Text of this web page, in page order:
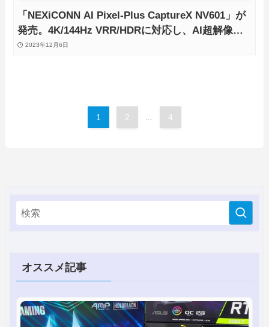
「NEXiCONN AI Pixel-Plus CaptureX NV601」が
発売。4K/144Hz VRR/HDRに対応し、AI超解像機
能も搭載
2023年12月6日
1 2 ... 4
オススメ記事